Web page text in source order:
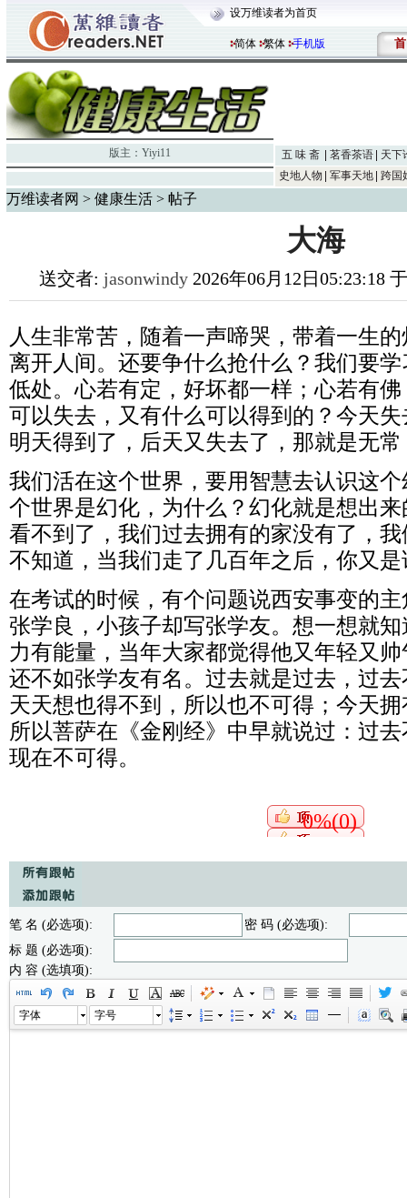
设万维读者为首页
简体 繁体 手机版 首
版主： Yiyi11 五 味 斋 茗香茶语
天下
史地人物
军事天地 跨国
万维读者网 > 健康生活 > 帖子
大海
送交者: jasonwindy2026年06月12日05:23:18
人生非常苦，随着一声啼哭，带着一生
离开人间。还要争什么抢什么？我们要
低处。心若有定，好坏都一样；心若有
可以失去，又有什么可以得到的？今天
明天得到了，后天又失去了，那就是无常
我们活在这个世界，要用智慧去认识这
个世界是幻化，为什么？幻化就是想出
看不到了，我们过去拥有的家没有了，
不知道，当我们走了几百年之后，你又是
在考试的时候，有个问题说西安事变的
张学良，小孩子却写张学友。想一想就
力有能量，当年大家都觉得他又年轻又
还不如张学友有名。过去就是过去，过
天天想也得不到，所以也不可得；今天
所以菩萨在《金刚经》中早就说过：过
现在不可得。
0%(0)
笔 名 (必选项):
密 码 (必选项):
标 题 (必选项):
内 容 (选填项):
字体 字号